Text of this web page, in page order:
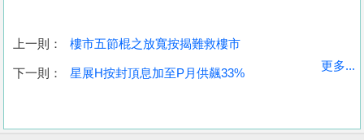
收
盤
上一則： 樓市五節棍之放寬按揭難救樓市
下一則： 星展H按封頂息加至P月供飆33%
更多...